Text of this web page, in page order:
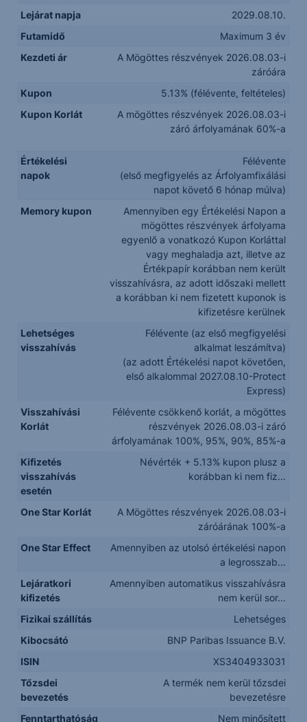
Lejárat napja
2029.08.10.
Futamidő
Maximum 3 év
Kezdeti ár
A Mögöttes részvények 2026.08.03-i
záróára
Kupon
5.13% (félévente, feltételes)
Kupon Korlát
A mögöttes részvények 2026.08.03-i
záró árfolyamának 60%-a
Értékelési
napok
Félévente
(első megfigyelés az Árfolyamfixálási
napot követő 6 hónap múlva)
Memory kupon
Amennyiben egy Értékelési Napon a
mögöttes részvények árfolyama
egyenlő a vonatkozó Kupon Korláttal
vagy meghaladja azt, illetve az
Értékpapír korábban nem került
visszahívásra, az adott időszaki mellett
a korábban ki nem fizetett kuponok is
kifizetésre kerülnek
Lehetséges
visszahívás
Félévente (az első megfigyelési
alkalmat leszámítva)
(az adott Értékelési napot követően,
első alkalommal 2027.08.10-Protect
Express)
Visszahívási
Korlát
Félévente csökkenő korlát, a mögöttes
részvények 2026.08.03-i záró
árfolyamának 100%, 95%, 90%, 85%-a
Kifizetés
visszahívás
esetén
Névérték + 5.13% kupon plusz a
korábban ki nem fiz...
One Star Korlát
A Mögöttes részvények 2026.08.03-i
záróárának 100%-a
One Star Effect
Amennyiben az utolsó értékelési napon
a legrosszab...
Lejáratkori
kifizetés
Amennyiben automatikus visszahívásra
nem kerül sor...
Fizikai szállítás
Lehetséges
Kibocsátó
BNP Paribas Issuance B.V.
ISIN
XS3404933031
Tőzsdei
bevezetés
A termék nem kerül tőzsdei
bevezetésre
Fenntarthatóság
Nem minősített